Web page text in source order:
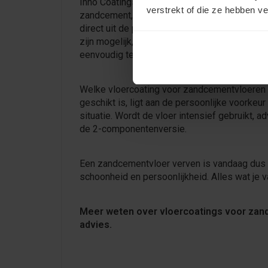
verstrekt of die ze hebben
zandcement, maar ook 'gewone' 1-
direct uit de pot kan worden aangebracht.
zijn mogelijk, maar ook een transparante
eenvoudig te realiseren.
Welke vloercoating voor
geschikt is, ligt aan de persoonlijke voorkeur
situatie. Wordt de vloer intensief gebruikt,
de 2-componentenversie.
Een zandcementvloer verven is vandaag
schoonheid en persoonlijkheid. Alles wat je
Meer weten over vloercoatings voor
advies.